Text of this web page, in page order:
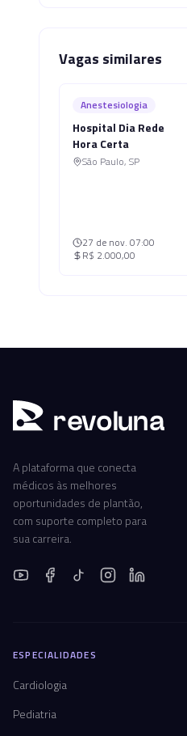
Vagas similares
Anestesiologia
Hospital Dia Rede
Hora Certa
São Paulo, SP
27 de nov. 07:00
R$ 2.000,00
revoluna
A plataforma que conecta
médicos às melhores
oportunidades de plantão,
com suporte completo para
sua carreira.
ESPECIALIDADES
Cardiologia
Pediatria